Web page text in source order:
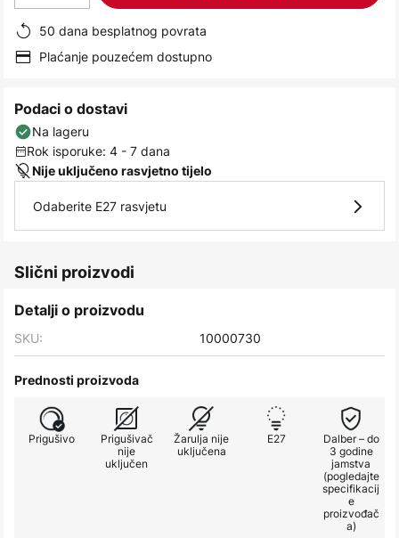
50 dana besplatnog povrata
Plaćanje pouzećem dostupno
Podaci o dostavi
Na lageru
Rok isporuke: 4 - 7 dana
Nije uključeno rasvjetno tijelo
Odaberite E27 rasvjetu
Slični proizvodi
Detalji o proizvodu
SKU: 10000730
Prednosti proizvoda
Prigušivo
Prigušivač
nije
uključen
Žarulja nije
uključena
E27
Dalber – do
3 godine
jamstva
(pogledajte
specifikacij
e
proizvođač
a)